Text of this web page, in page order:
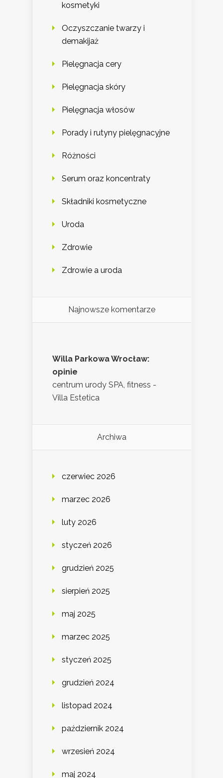
kosmetyki
Oczyszczanie twarzy i
demakijaż
Pielęgnacja cery
Pielęgnacja skóry
Pielęgnacja włosów
Porady i rutyny pielęgnacyjne
Różności
Serum oraz koncentraty
Składniki kosmetyczne
Uroda
Zdrowie
Zdrowie a uroda
Najnowsze komentarze
Willa Parkowa Wrocław:
opinie
centrum urody SPA, fitness -
Villa Estetica
Archiwa
czerwiec 2026
marzec 2026
luty 2026
styczeń 2026
grudzień 2025
sierpień 2025
maj 2025
marzec 2025
styczeń 2025
grudzień 2024
listopad 2024
październik 2024
wrzesień 2024
maj 2024